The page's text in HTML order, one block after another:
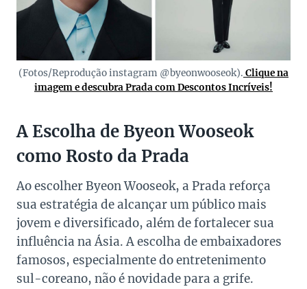
(Fotos/Reprodução instagram @byeonwooseok). Clique na
imagem e descubra Prada com Descontos Incríveis!
A Escolha de Byeon Wooseok
como Rosto da Prada
Ao escolher Byeon Wooseok, a Prada reforça
sua estratégia de alcançar um público mais
jovem e diversificado, além de fortalecer sua
influência na Ásia. A escolha de embaixadores
famosos, especialmente do entretenimento
sul-coreano, não é novidade para a grife.